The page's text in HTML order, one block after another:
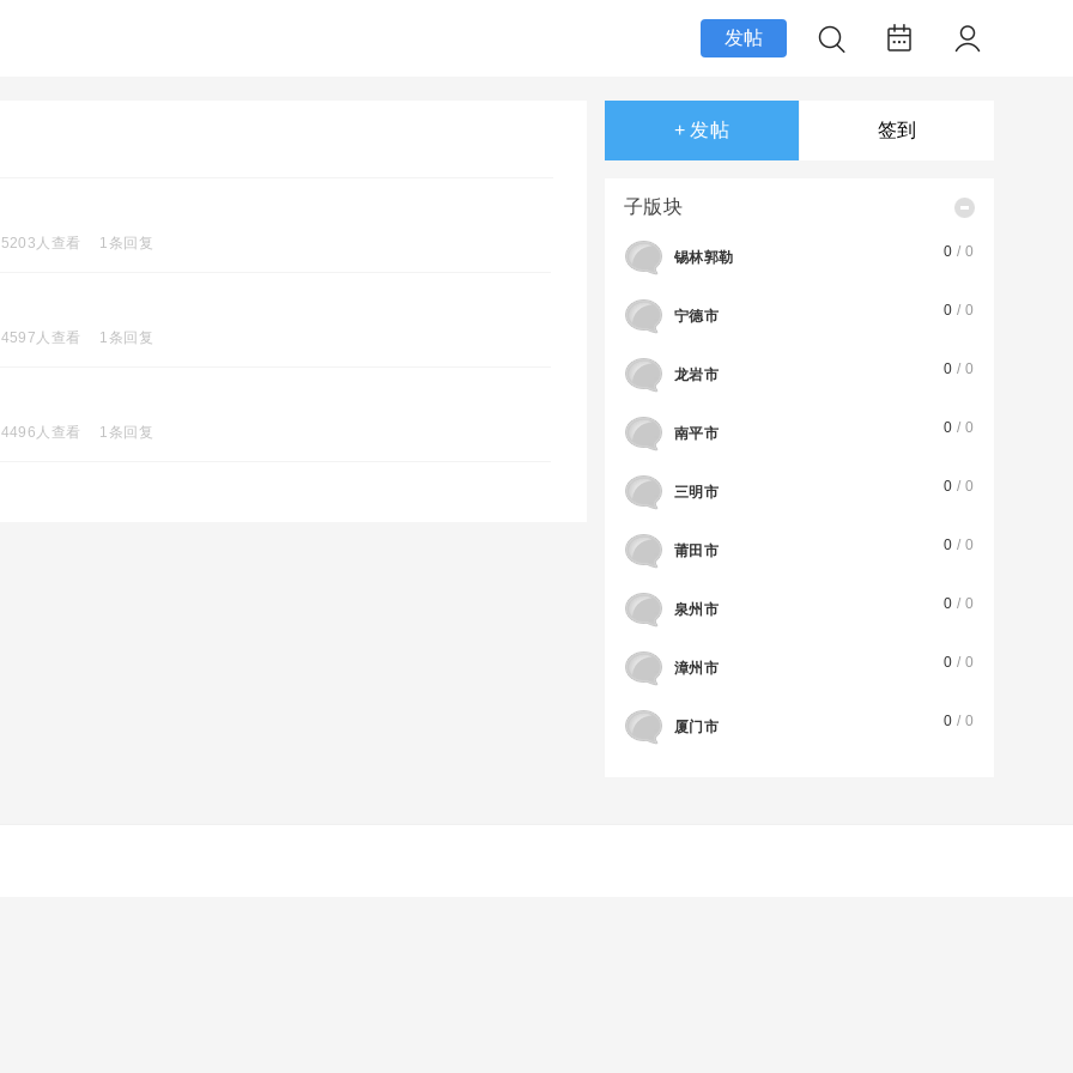
发帖
5203人查看 1条回复
4597人查看 1条回复
4496人查看 1条回复
+ 发帖 签到
子版块
锡林郭勒 0 / 0
宁德市 0 / 0
龙岩市 0 / 0
南平市 0 / 0
三明市 0 / 0
莆田市 0 / 0
泉州市 0 / 0
漳州市 0 / 0
厦门市 0 / 0